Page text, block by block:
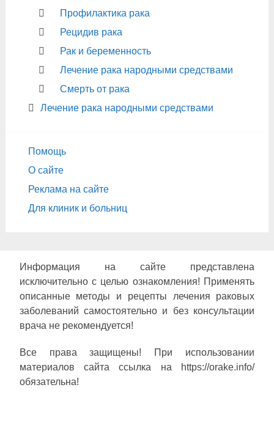
Профилактика рака
Рецидив рака
Рак и беременность
Лечение рака народными средствами
Смерть от рака
Лечение рака народными средствами
Помощь
О сайте
Реклама на сайте
Для клиник и больниц
Информация на сайте представлена
исключительно с целью ознакомления! Применять
описанные методы и рецепты лечения раковых
заболеваний самостоятельно и без консультации
врача не рекомендуется!
Все права защищены! При использовании
материалов сайта ссылка на https://orake.info/
обязательна!